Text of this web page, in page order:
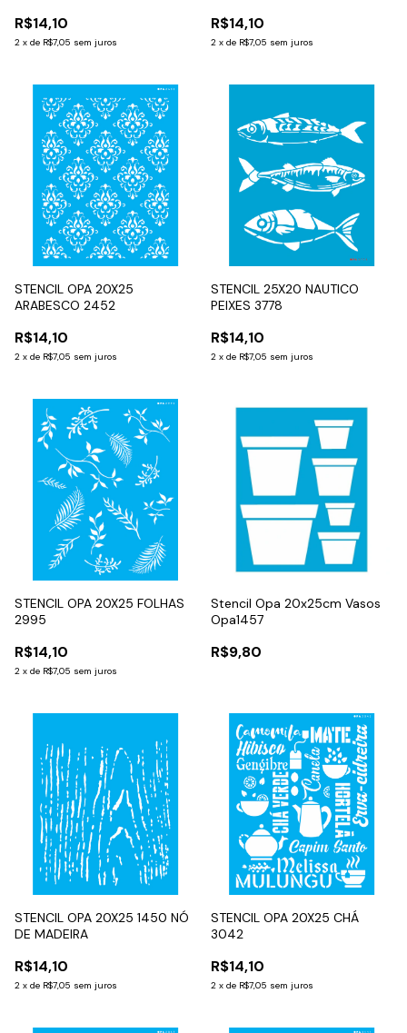
R$14,10
2 x de R$7,05 sem juros
R$14,10
2 x de R$7,05 sem juros
STENCIL OPA 20X25
ARABESCO 2452
R$14,10
2 x de R$7,05 sem juros
STENCIL 25X20 NAUTICO
PEIXES 3778
R$14,10
2 x de R$7,05 sem juros
STENCIL OPA 20X25 FOLHAS
2995
R$14,10
2 x de R$7,05 sem juros
Stencil Opa 20x25cm Vasos
Opa1457
R$9,80
STENCIL OPA 20X25 1450 NÓ
DE MADEIRA
R$14,10
2 x de R$7,05 sem juros
STENCIL OPA 20X25 CHÁ
3042
R$14,10
2 x de R$7,05 sem juros